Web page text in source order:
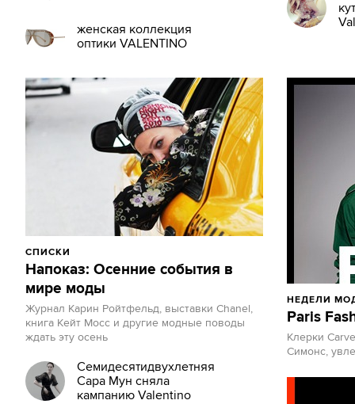
женская коллекция
оптики VALENTINO
СПИСКИ
Напоказ: Осенние события в
мире моды
Журнал Карин Ройтфельд, выставки Chanel,
книга Кейт Мосс и другие модные поводы
ждать эту осень
Семидесятидвухлетняя
Сара Мун сняла
кампанию Valentino
НЕДЕЛИ
Paris
Клерки
Симонс,